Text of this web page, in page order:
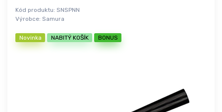
Kód produktu: SNSPNN
Výrobce: Samura
Novinka NABITÝ KOŠÍK BONUS